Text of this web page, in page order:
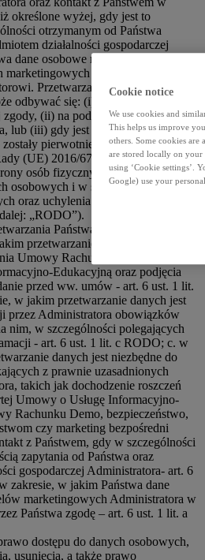
określone wyżej, gdy jest to
otrzymanym od Państwa
działalności gospodarczej
dane osobowe mogą również być
marketingowych na podstawie zgody
Przetwarzanie danych w celach
odbywać się: (i) w oparciu o
(ii) na podstawie
lub (iii) gdy jest to zgodne z celem, w
pierwotnie zebrane (art. 6 ust. 4
(UE) 2016/679 z dnia 27 kwietnia
osób fizycznych w związku z
osobowych i w sprawie swobodnego
oraz uchylenia dyrektywy
„RODO”).
Państwa danych osobowych
przetwarzanie danych jest
Umowy Rachunku Demo lub
Edukacyjną oraz podjęcia
przed ww. umów - art. 6 ust. 1 lit.
w jakim przetwarzanie danych jest
przez Administratora obowiązków
nim, w szczególności polegających
- art. 6 ust. 1 lit. c RODO; c. w
danych jest niezbędne do
z prawnie uzasadnionych
takich jak dochodzenie roszczeń
Umowy o Usługę Informacyjno-
Rachunku Demo, bezpieczeństwo,
czy marketing bezpośredni
z Państwem, gdy w szczególności
zapytania od Państwa oraz
gospodarczej Administratora- art. 6
zakresie, w jakim Państwa dane
marketingowych Administratora w
Państwa zgodę – art. 6 ust. 1 lit. a
dostępu do danych osobowych,
usunięcia, a także prawo
Cookie notice
We use cookies and
This helps us improve
others. Some cookies are
are stored locally on your
using ‘Cookie settings’.
Google) use your